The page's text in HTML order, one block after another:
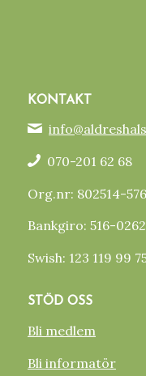
KONTAKT
070-201 62 68
Org.nr: 802514-
Bankgiro: 516-0262
Swish: 123 119 99
STÖD OSS
Bli medlem
Bli informatör